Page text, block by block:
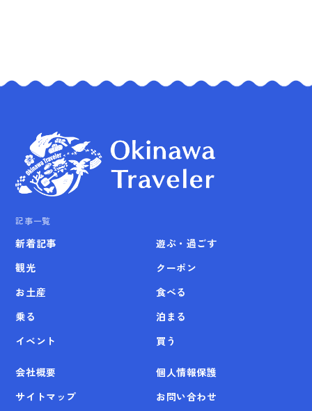
記事一覧
新着記事
観光
お土産
乗る
イベント
遊ぶ・過ごす
クーポン
食べる
泊まる
買う
会社概要
個人情報保護
サイトマップ
お問い合わせ